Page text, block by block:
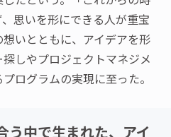
思いを形にできる人が重宝
いとともに、アイデアを形
しやプロジェクトマネジメ
ログラムの実現に至った。
う中で生まれた、アイ